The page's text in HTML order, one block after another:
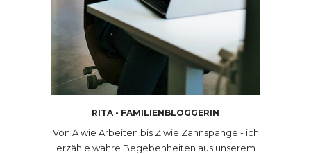
RITA - FAMILIENBLOGGERIN
Von A wie Arbeiten bis Z wie Zahnspange - ich
erzähle wahre Begebenheiten aus unserem